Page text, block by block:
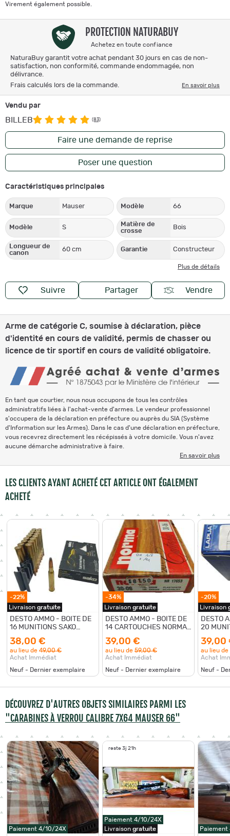
Virement également possible.
PROTECTION NATURABUY
Achetez en toute confiance
NaturaBuy garantit votre achat pendant 30 jours en cas de non-
satisfaction, non conformité, commande endommagée, non
délivrance.
Frais calculés lors de la commande.
En savoir plus
Vendu par
BILLEB (83)
Faire une demande de reprise
Poser une question
Caractéristiques principales
Marque Mauser Modèle 66
Modèle S
Matière de
crosse
Bois
Longueur de
canon
60 cm Garantie Constructeur
Plus de détails
Suivre Partager Vendre
Arme de catégorie C, soumise à déclaration, pièce
d'identité en cours de validité, permis de chasser ou
licence de tir sportif en cours de validité obligatoire.
En tant que courtier, nous nous occupons de tous les contrôles
administratifs liées à l'achat-vente d'armes. Le vendeur professionnel
s'occupera de la déclaration en préfecture ou auprès du SIA (Système
d'Information sur les Armes). Dans le cas d'une déclaration en préfecture,
vous recevrez directement les récépissés à votre domicile. Vous n'avez
aucune démarche administrative à faire.
En savoir plus
LES CLIENTS AYANT ACHETÉ CET ARTICLE ONT ÉGALEMENT
ACHETÉ
-22%
Livraison gratuite
DESTO AMMO - BOITE DE
16 MUNITIONS SAKO
BONDED 170Grs
38,00 €
au lieu de 49,00 €
Achat Immédiat
Neuf - Dernier exemplaire
-34%
Livraison gratuite
DESTO AMMO - BOITE DE
14 CARTOUCHES NORMA
180Grs
39,00 €
au lieu de 59,00 €
Achat Immédiat
Neuf - Dernier exemplaire
-20%
Livraison
DESTO
20
39,00
au lieu de
Achat
Neuf -
DÉCOUVREZ D'AUTRES OBJETS SIMILAIRES PARMI LES
"CARABINES À VERROU CALIBRE 7X64 MAUSER 66"
Paiement 4/10/24X
reste 3j 21h
Paiement 4/10/24X
Livraison gratuite